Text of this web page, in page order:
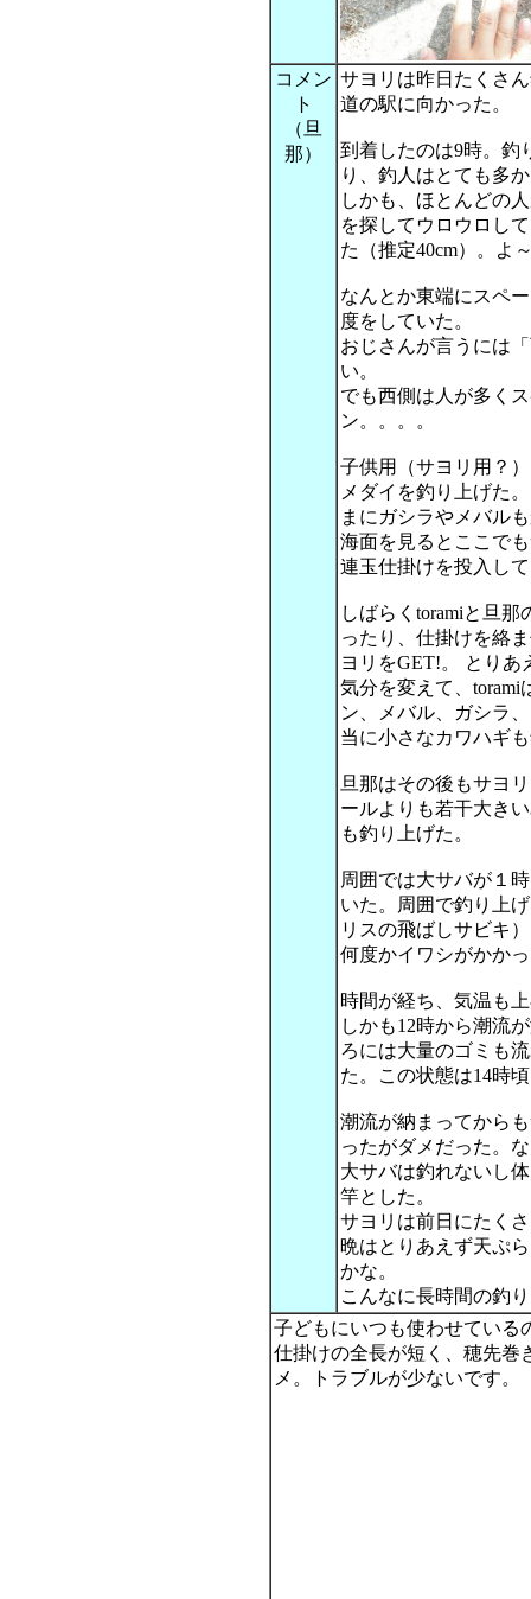
コメン
ト
（旦
那）
サヨリは昨日たくさ
道の駅に向かった。
到着したのは9時。釣
り、釣人はとても多
しかも、ほとんどの
を探してウロウロし
た（推定40cm）。よ
なんとか東端にスペ
度をしていた。
おじさんが言うには
い。
でも西側は人が多く
ン。。。。
子供用（サヨリ用？
メダイを釣り上げた
まにガシラやメバル
海面を見るとここで
連玉仕掛けを投入し
しばらくtoramiと旦
ったり、仕掛けを絡
ヨリをGET!。 とりあ
気分を変えて、
ン、メバル、ガシラ
当に小さなカワハギ
旦那はその後もサヨ
ールよりも若干大き
も釣り上げた。
周囲では大サバが１
いた。周囲で釣り上
リスの飛ばしサビキ
何度かイワシがかか
時間が経ち、気温も
しかも12時から潮流
ろには大量のゴミも
た。この状態は14時
潮流が納まってから
ったがダメだった。
大サバは釣れないし
竿とした。
サヨリは前日にたく
晩はとりあえず天ぷ
かな。
こんなに長時間の釣
子どもにいつも使わせている
仕掛けの全長が短く、穂先巻
メ。トラブルが少ないです。